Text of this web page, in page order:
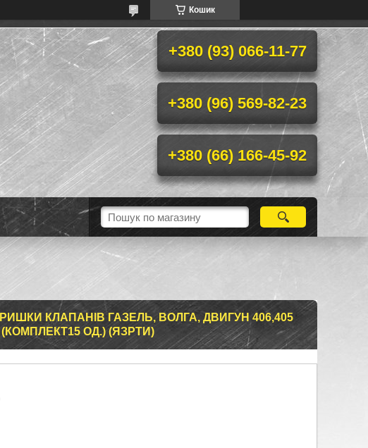
Кошик
+380 (93) 066-11-77
+380 (96) 569-82-23
+380 (66) 166-45-92
КЛАПАНІВ ГАЗЕЛЬ, ВОЛГА, ДВИГУН 406,405
ОД.) (ЯЗРТИ)